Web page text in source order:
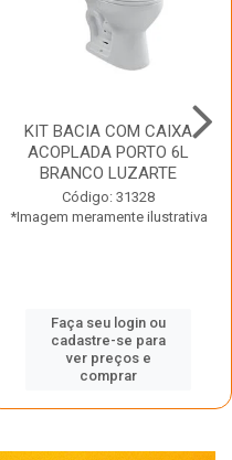
KIT BACIA COM CAIXA
ACOPLADA PORTO 6L
BRANCO LUZARTE
Código: 31328
*Imagem meramente ilustrativa
Faça seu login ou
cadastre-se para
ver preços e
comprar